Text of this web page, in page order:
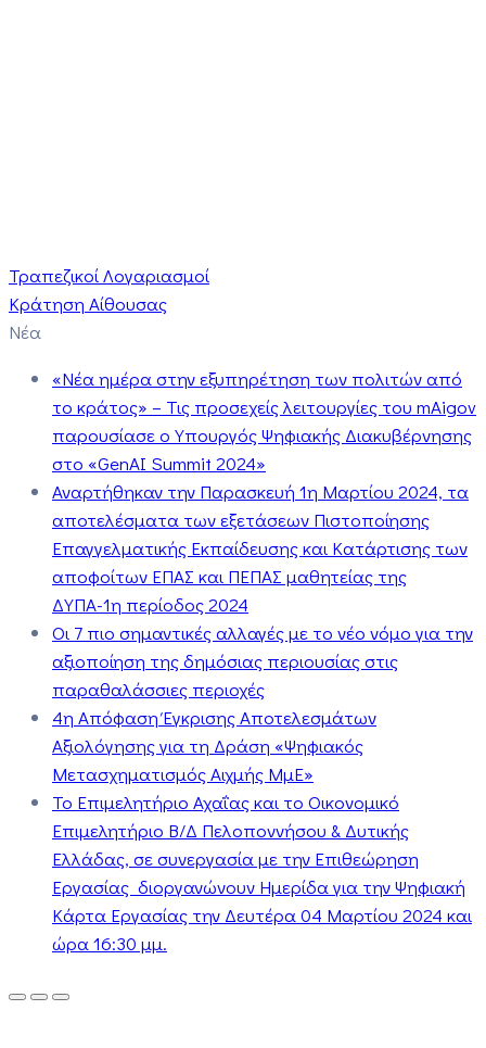
Τραπεζικοί Λογαριασμοί
Κράτηση Αίθουσας
Νέα
«Νέα ημέρα στην εξυπηρέτηση των πολιτών από
το κράτος» – Τις προσεχείς λειτουργίες του mAigov
παρουσίασε ο Υπουργός Ψηφιακής Διακυβέρνησης
στο «GenAI Summit 2024»
Αναρτήθηκαν την Παρασκευή 1η Μαρτίου 2024, τα
αποτελέσματα των εξετάσεων Πιστοποίησης
Επαγγελματικής Εκπαίδευσης και Κατάρτισης των
αποφοίτων ΕΠΑΣ και ΠΕΠΑΣ μαθητείας της
ΔΥΠΑ-1η περίοδος 2024
Οι 7 πιο σημαντικές αλλαγές με το νέο νόμο για την
αξιοποίηση της δημόσιας περιουσίας στις
παραθαλάσσιες περιοχές
4η Απόφαση Έγκρισης Αποτελεσμάτων
Αξιολόγησης για τη Δράση «Ψηφιακός
Μετασχηματισμός Αιχμής ΜμΕ»
Το Επιμελητήριο Αχαΐας και το Οικονομικό
Επιμελητήριο Β/Δ Πελοποννήσου & Δυτικής
Ελλάδας, σε συνεργασία με την Επιθεώρηση
Εργασίας διοργανώνουν Ημερίδα για την Ψηφιακή
Κάρτα Εργασίας την Δευτέρα 04 Μαρτίου 2024 και
ώρα 16:30 μμ.